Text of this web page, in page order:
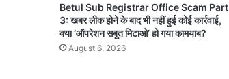
Betul Sub Registrar Office Scam Part
3: खबर लीक होने के बाद भी नहीं हुई कोई कार्रवाई,
क्या ‘ऑपरेशन सबूत मिटाओ’ हो गया कामयाब?
August 6, 2026